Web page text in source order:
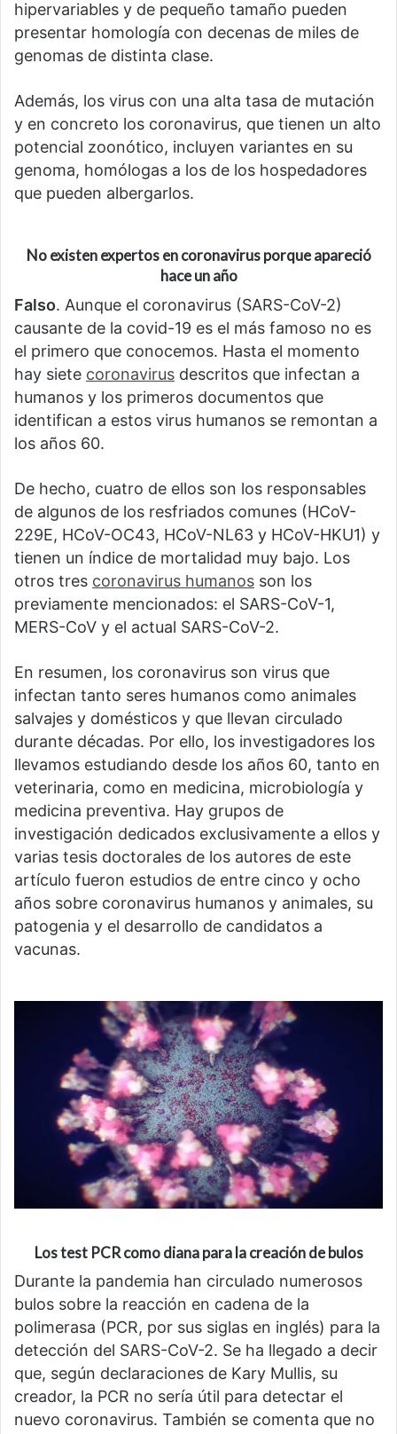
hipervariables y de pequeño tamaño pueden
presentar homología con decenas de miles de
genomas de distinta clase.
Además, los virus con una alta tasa de mutación
y en concreto los coronavirus, que tienen un alto
potencial zoonótico, incluyen variantes en su
genoma, homólogas a los de los hospedadores
que pueden albergarlos.
No existen expertos en coronavirus porque apareció
hace un año
Falso. Aunque el coronavirus (SARS-CoV-2)
causante de la covid-19 es el más famoso no es
el primero que conocemos. Hasta el momento
hay siete coronavirus descritos que infectan a
humanos y los primeros documentos que
identifican a estos virus humanos se remontan a
los años 60.
De hecho, cuatro de ellos son los responsables
de algunos de los resfriados comunes (HCoV-
229E, HCoV-OC43, HCoV-NL63 y HCoV-HKU1) y
tienen un índice de mortalidad muy bajo. Los
otros tres coronavirus humanos son los
previamente mencionados: el SARS-CoV-1,
MERS-CoV y el actual SARS-CoV-2.
En resumen, los coronavirus son virus que
infectan tanto seres humanos como animales
salvajes y domésticos y que llevan circulado
durante décadas. Por ello, los investigadores los
llevamos estudiando desde los años 60, tanto en
veterinaria, como en medicina, microbiología y
medicina preventiva. Hay grupos de
investigación dedicados exclusivamente a ellos y
varias tesis doctorales de los autores de este
artículo fueron estudios de entre cinco y ocho
años sobre coronavirus humanos y animales, su
patogenia y el desarrollo de candidatos a
vacunas.
Los test PCR como diana para la creación de bulos
Durante la pandemia han circulado numerosos
bulos sobre la reacción en cadena de la
polimerasa (PCR, por sus siglas en inglés) para la
detección del SARS-CoV-2. Se ha llegado a decir
que, según declaraciones de Kary Mullis, su
creador, la PCR no sería útil para detectar el
nuevo coronavirus. También se comenta que no